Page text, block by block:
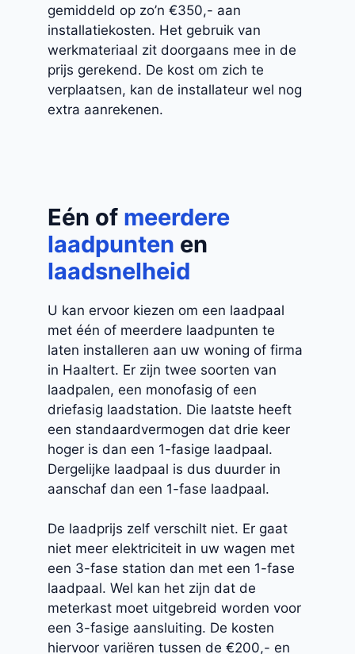
gemiddeld op zo’n €350,- aan
installatiekosten. Het gebruik van
werkmateriaal zit doorgaans mee in de
prijs gerekend. De kost om zich te
verplaatsen, kan de installateur wel nog
extra aanrekenen.
Eén of meerdere
laadpunten en
laadsnelheid
U kan ervoor kiezen om een laadpaal
met één of meerdere laadpunten te
laten installeren aan uw woning of firma
in Haaltert. Er zijn twee soorten van
laadpalen, een monofasig of een
driefasig laadstation. Die laatste heeft
een standaardvermogen dat drie keer
hoger is dan een 1-fasige laadpaal.
Dergelijke laadpaal is dus duurder in
aanschaf dan een 1-fase laadpaal.
De laadprijs zelf verschilt niet. Er gaat
niet meer elektriciteit in uw wagen met
een 3-fase station dan met een 1-fase
laadpaal. Wel kan het zijn dat de
meterkast moet uitgebreid worden voor
een 3-fasige aansluiting. De kosten
hiervoor variëren tussen de €200,- en